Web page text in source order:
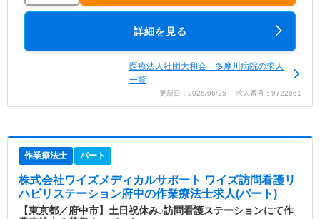
詳細を見る
医療法人社団大和会 多摩川病院の求人
一覧
更新日：2026/06/25 求人番号：9722661
作業療法士 パート
株式会社ワイズメディカルサポート ワイズ訪問看護リ
ハビリステーション府中の作業療法士求人(パート)
【東京都／府中市】土日祝休み♪訪問看護ステーションにて作